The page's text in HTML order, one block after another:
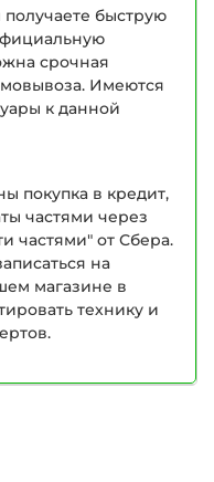
быструю
срочная
Имеются
к данной
покупка в кредит,
частями через
частями" от Сбера.
на
магазине в
технику и